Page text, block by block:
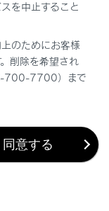
Teammate
機能付き）
）
を中止すること
のためにお客様
削除を希望され
700-7700）まで
同意する